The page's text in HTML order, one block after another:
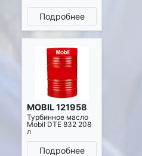
Подробнее
MOBIL 121958
Турбинное масло
Mobil DTE 832 208
л
Подробнее